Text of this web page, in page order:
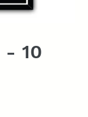
- 10